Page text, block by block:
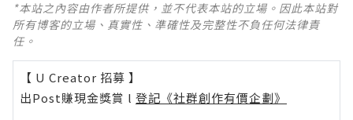
*本站之內容由作者所提供，並不代表本站的立場。因此本站對
所有博客的立場、真實性、準確性及完整性不負任何法律責
任。
【 U Creator 招募 】
出Post賺現金獎賞 l 登記《社群創作有價企劃》